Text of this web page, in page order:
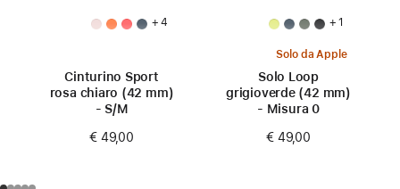
+ 4
Cinturino Sport
rosa chiaro (42 mm)
- S/M
€ 49,00
+ 1
Solo da Apple
Solo Loop
grigioverde (42 mm)
- Misura 0
€ 49,00